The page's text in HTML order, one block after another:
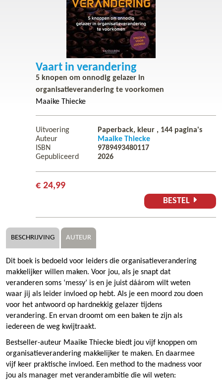
Vaart in verandering
5 knopen om onnodig gelazer in
organisatieverandering te voorkomen
Maaike Thiecke
Uitvoering Paperback, kleur , 144 pagina's
Auteur
Maaike Thiecke
ISBN
9789493480117
Gepubliceerd
2026
€ 24,99
BESTEL
BESCHRIJVING AUTEUR
Dit boek is bedoeld voor leiders die organisatieverandering
makkelijker willen maken. Voor jou, als je snapt dat
veranderen soms ‘messy’ is en je juist dáárom wilt weten
waar jij als leider invloed op hebt. Als je een moord zou doen
voor het antwoord op hardnekkig gelazer tijdens
verandering. En ervan droomt om een baken te zijn als
iedereen de weg kwijtraakt.
Bestseller-auteur Maaike Thiecke biedt jou vijf knoppen om
organisatieverandering makkelijker te maken. En daarmee
vijf keer praktische invloed. Een method to the madness voor
jou als manager met veranderambitie die wil weten: